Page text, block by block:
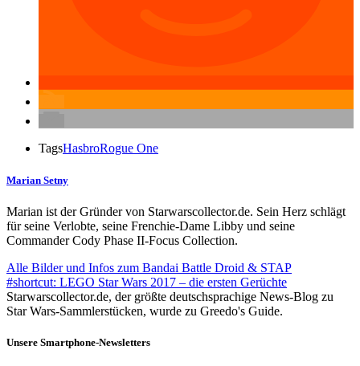
TagsHasbroRogue One
Marian Setny
Marian ist der Gründer von Starwarscollector.de. Sein Herz schlägt
für seine Verlobte, seine Frenchie-Dame Libby und seine
Commander Cody Phase II-Focus Collection.
Alle Bilder und Infos zum Bandai Battle Droid & STAP
#shortcut: LEGO Star Wars 2017 – die ersten Gerüchte
Starwarscollector.de, der größte deutschsprachige News-Blog zu
Star Wars-Sammlerstücken, wurde zu Greedo's Guide.
Unsere Smartphone-Newsletters